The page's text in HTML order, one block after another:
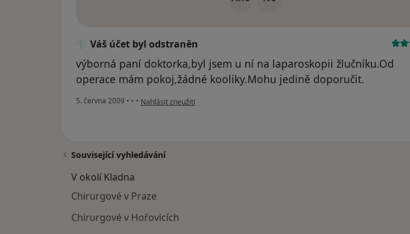
Váš účet byl odstraněn
výborná paní doktorka,byl jsem u ní na laparoskopii žlučníku.Od
operace mám pokoj,žádné kooliky.Mohu jedině doporučit.
5. června 2009 • • • podle názoru uživatele Váš účet byl odstraněn
Nahlásit zneužití
Související vyhledávání
V okolí Kladna
Chirurgové v Praze
Chirurgové v Hořovicích